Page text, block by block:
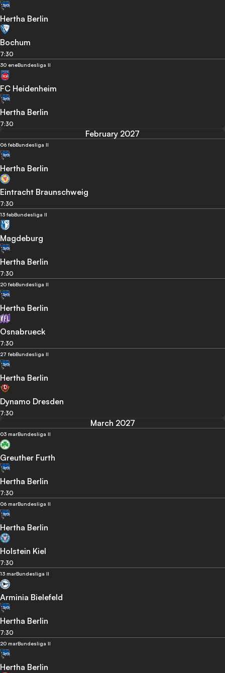
Hertha Berlin
Bochum
7:30
30 eneBundesliga II
FC Heidenheim
Hertha Berlin
7:30
February 2027
06 febBundesliga II
Hertha Berlin
Eintracht Braunschweig
7:30
13 febBundesliga II
Magdeburg
Hertha Berlin
7:30
20 febBundesliga II
Hertha Berlin
Osnabrueck
7:30
27 febBundesliga II
Hertha Berlin
Dynamo Dresden
7:30
March 2027
03 marBundesliga II
Greuther Furth
Hertha Berlin
7:30
06 marBundesliga II
Hertha Berlin
Holstein Kiel
7:30
13 marBundesliga II
Arminia Bielefeld
Hertha Berlin
7:30
20 marBundesliga II
Hertha Berlin